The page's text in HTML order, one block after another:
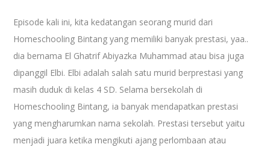
Episode kali ini, kita kedatangan seorang murid dari
Homeschooling Bintang yang memiliki banyak prestasi, yaa..
dia bernama El Ghatrif Abiyazka Muhammad atau bisa juga
dipanggil Elbi. Elbi adalah salah satu murid berprestasi yang
masih duduk di kelas 4 SD. Selama bersekolah di
Homeschooling Bintang, ia banyak mendapatkan prestasi
yang mengharumkan nama sekolah. Prestasi tersebut yaitu
menjadi juara ketika mengikuti ajang perlombaan atau